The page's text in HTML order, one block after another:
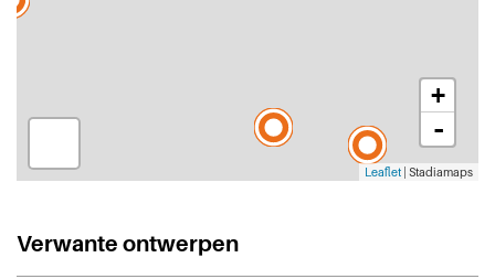
+
-
Leaflet | Stadiamaps
Verwante ontwerpen